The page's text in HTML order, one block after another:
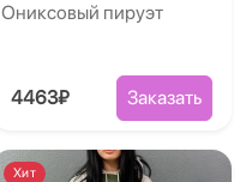
Ониксовый пируэт
4463₽ Заказать
Хит